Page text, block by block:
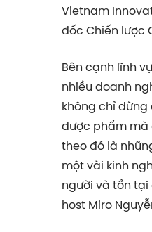
Vietnam
đốc Chiến lược
Bên cạnh lĩnh
nhiều doanh
không chỉ
dược phẩm mà
theo đó là
một vài kinh
người và tồn
host Miro